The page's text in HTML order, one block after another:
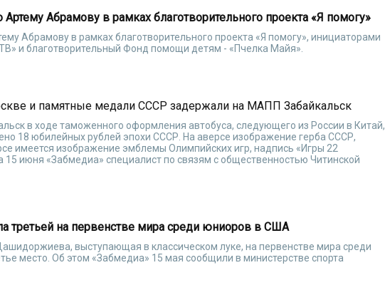
Абрамову в рамках благотворительного проекта «Я помогу»
Абрамову в рамках благотворительного проекта «Я помогу», инициаторами
и благотворительный Фонд помощи детям - «Пчелка Майя».
и памятные медали СССР задержали на МАПП Забайкальск
в ходе таможенного оформления автобуса, следующего из России в Китай,
18 юбилейных рублей эпохи СССР. На аверсе изображение герба СССР,
имеется изображение эмблемы Олимпийских игр, надпись «Игры 22
июня «Забмедиа» специалист по связям с общественностью Читинской
третьей на первенстве мира среди юниоров в США
выступающая в классическом луке, на первенстве мира среди
место. Об этом «Забмедиа» 15 мая сообщили в министерстве спорта